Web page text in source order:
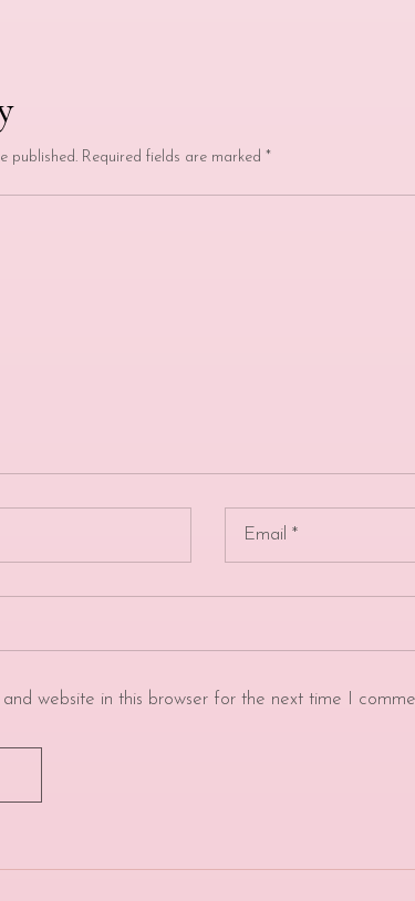
published. Required fields are marked *
website in this browser for the next time I